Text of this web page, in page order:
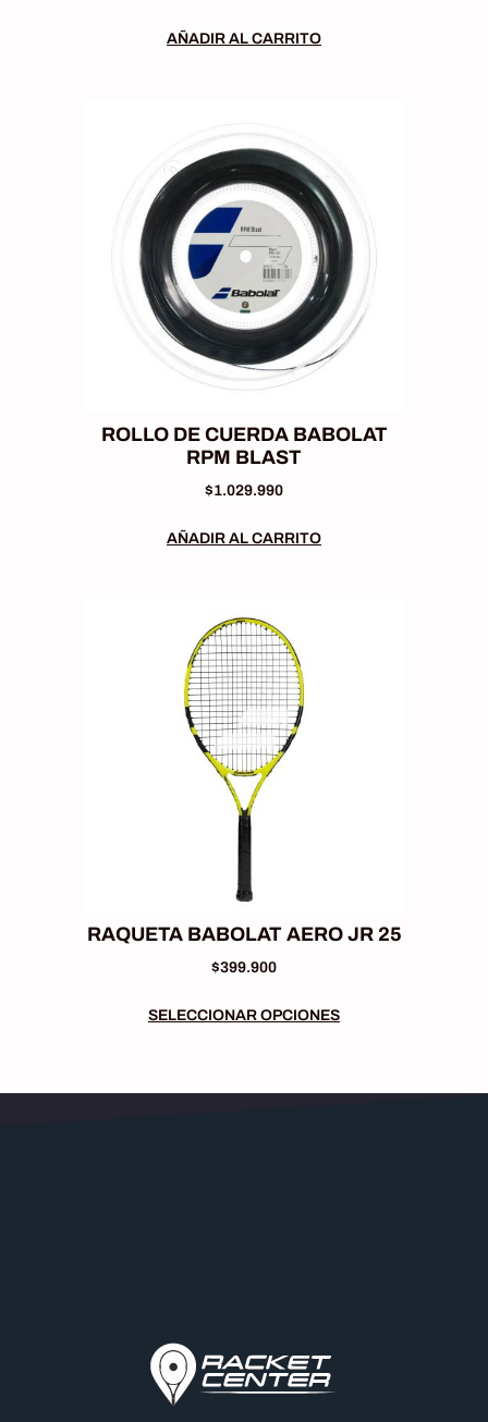
AÑADIR AL CARRITO
ROLLO DE CUERDA BABOLAT
RPM BLAST
$1.029.990
AÑADIR AL CARRITO
RAQUETA BABOLAT AERO JR 25
$399.900
SELECCIONAR OPCIONES